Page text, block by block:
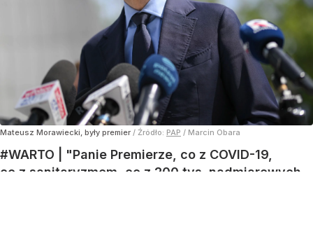
Mateusz Morawiecki, były premier / Źródło: PAP / Marcin Obara
#WARTO | "Panie Premierze, co z COVID-19,
co z sanitaryzmem, co z 200 tys. nadmiarowych